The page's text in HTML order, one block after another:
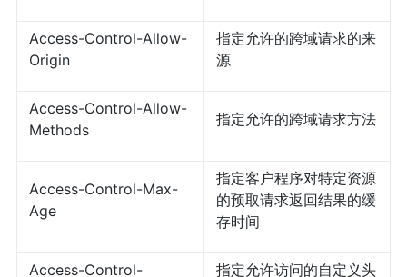
Access-Control-Allow-
Origin
指定允许的跨域请求的来
源
Access-Control-Allow-
Methods
指定允许的跨域请求方法
Access-Control-Max-
Age
指定客户程序对特定资源
的预取请求返回结果的缓
存时间
Access-Control-
指定允许访问的自定义头